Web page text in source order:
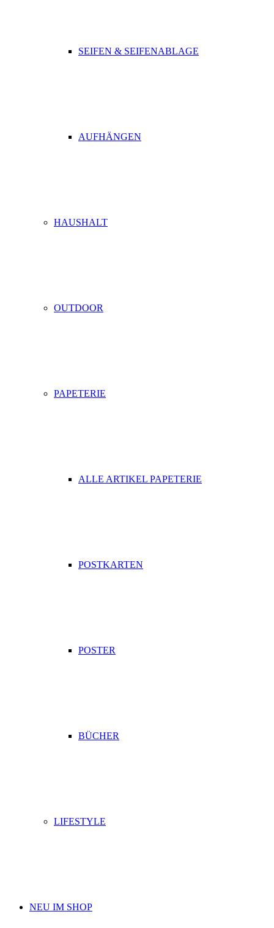
SEIFEN & SEIFENABLAGE
AUFHÄNGEN
HAUSHALT
OUTDOOR
PAPETERIE
ALLE ARTIKEL PAPETERIE
POSTKARTEN
POSTER
BÜCHER
LIFESTYLE
NEU IM SHOP